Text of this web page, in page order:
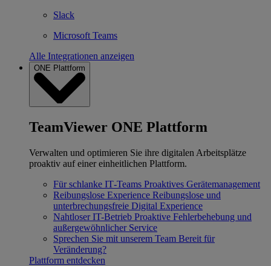
Slack
Microsoft Teams
Alle Integrationen anzeigen
ONE Plattform
TeamViewer ONE Plattform
Verwalten und optimieren Sie ihre digitalen Arbeitsplätze
proaktiv auf einer einheitlichen Plattform.
Für schlanke IT‐Teams Proaktives Gerätemanagement
Reibungslose Experience Reibungslose und
unterbrechungsfreie Digital Experience
Nahtloser IT-Betrieb Proaktive Fehlerbehebung und
außergewöhnlicher Service
Sprechen Sie mit unserem Team Bereit für
Veränderung?
Plattform entdecken